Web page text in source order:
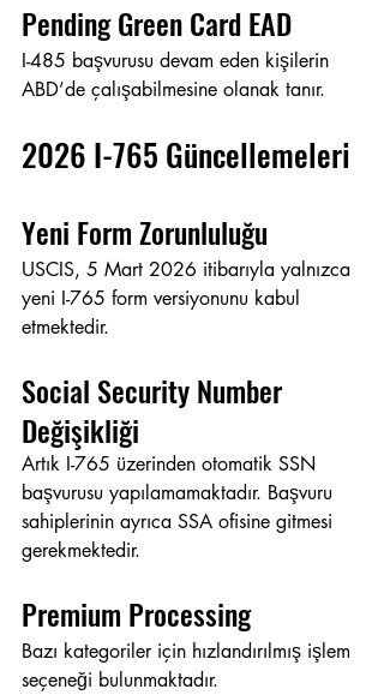
Pending Green Card EAD
I-485 başvurusu devam eden kişilerin
ABD’de çalışabilmesine olanak tanır.
2026 I-765 Güncellemeleri
Yeni Form Zorunluluğu
USCIS, 5 Mart 2026 itibarıyla yalnızca
yeni I-765 form versiyonunu kabul
etmektedir.
Social Security Number
Değişikliği
Artık I-765 üzerinden otomatik SSN
başvurusu yapılamamaktadır. Başvuru
sahiplerinin ayrıca SSA ofisine gitmesi
gerekmektedir.
Premium Processing
Bazı kategoriler için hızlandırılmış işlem
seçeneği bulunmaktadır.